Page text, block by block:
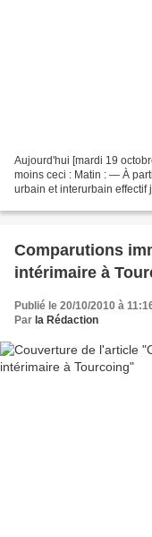
Aujourd'hui [mardi 19
moins ceci : Matin : — À
urbain et interurbain effectif
Comparutions
intérimaire à
Publié le 20/10/2010 à
Par la Rédaction